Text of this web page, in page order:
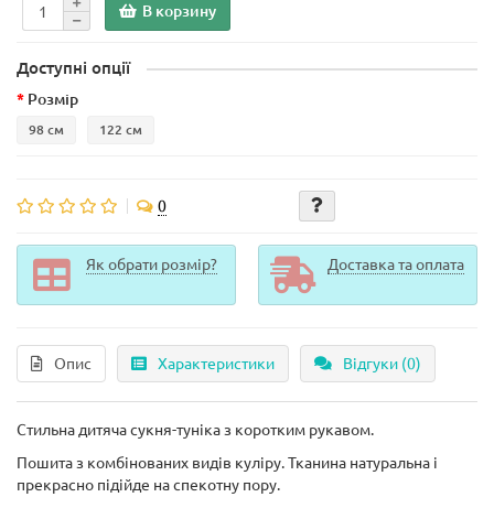
В корзину
Доступні опції
Розмір
98 см 122 см
0
Як обрати розмір? Доставка та оплата
Опис Характеристики Відгуки (0)
Стильна дитяча сукня-туніка з коротким рукавом.
Пошита з комбінованих видів куліру. Тканина натуральна і
прекрасно підійде на спекотну пору.